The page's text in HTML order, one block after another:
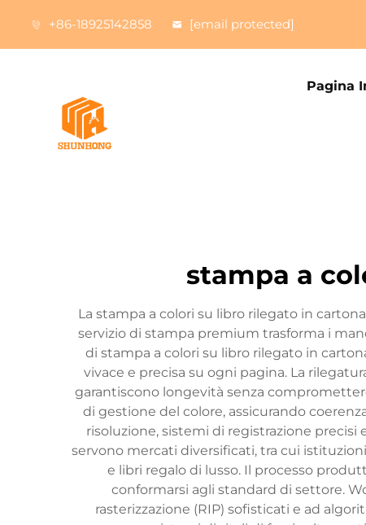
+86-18925142858 [email protected]
Pagina
stampa a
La stampa a colori su libro rilegato in
servizio di stampa premium trasforma i
di stampa a colori su libro rilegato in
vivace e precisa su ogni pagina. La
garantiscono longevità senza
di gestione del colore, assicurando
risoluzione, sistemi di registrazione
servono mercati diversificati, tra cui
e libri regalo di lusso. Il processo
conformarsi agli standard di settore.
rasterizzazione (RIP) sofisticati e ad